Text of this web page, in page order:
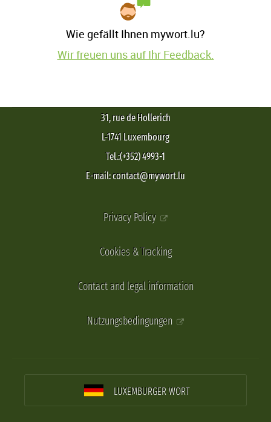
Wie gefällt Ihnen mywort.lu?
Wir freuen uns auf Ihr Feedback.
31, rue de Hollerich
L-1741 Luxembourg
Tel.:(+352) 4993-1
E-mail: contact@mywort.lu
Privacy Policy
Cookies & Tracking
Contact and legal information
Nutzungsbedingungen
LUXEMBURGER WORT